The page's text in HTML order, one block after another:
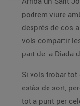
podrem viure
després de dos
vols compartir
part de la Diada
Si vols trobar tot
estàs de sort,
tot a punt per